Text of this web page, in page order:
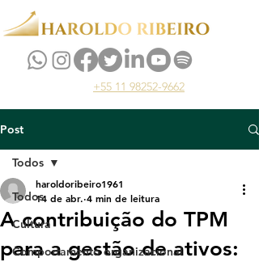
+55 11 98252-9662
Post
Todos
Cultura
Comportamento organizacional
Todos
A contribuição do TPM
para a gestão de ativos:
haroldoribeiro1961
14 de abr. 4 min de leitura